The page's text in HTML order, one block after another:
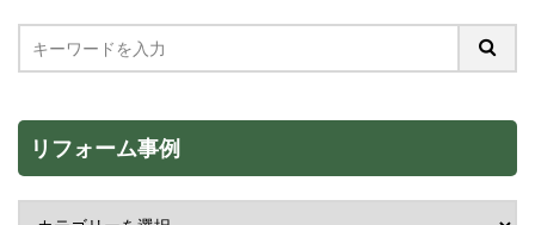
リフォーム事例